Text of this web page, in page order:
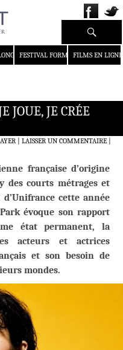
FESTIVAL FORMAT COURT
FILMS EN LIGNE
Recherche
JOUE, JE CRÉE
LAISSER UN COMMENTAIRE|
française d’origine
des courts métrages et
cette année
évoque son rapport
état permanent, la
acteurs et actrices
et son besoin de
mondes.